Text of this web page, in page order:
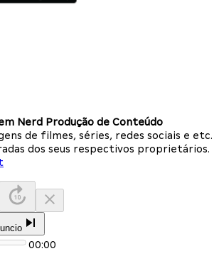
Nerd Produção de Conteúdo
de filmes, séries, redes sociais e etc.
dos seus respectivos proprietários.
00:00